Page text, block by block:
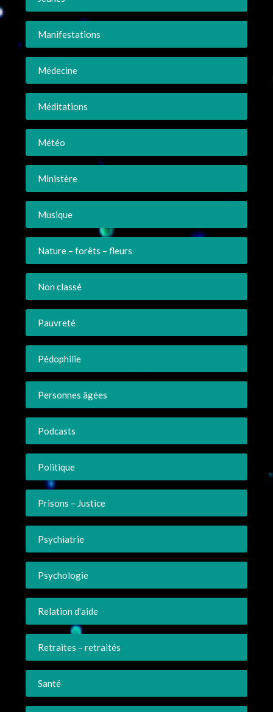
Manifestations
Médecine
Méditations
Météo
Ministère
Musique
Nature – forêts – fleurs
Non classé
Pauvreté
Pédophilie
Personnes âgées
Podcasts
Politique
Prisons – Justice
Psychiatrie
Psychologie
Relation d'aide
Retraites – retraités
Santé